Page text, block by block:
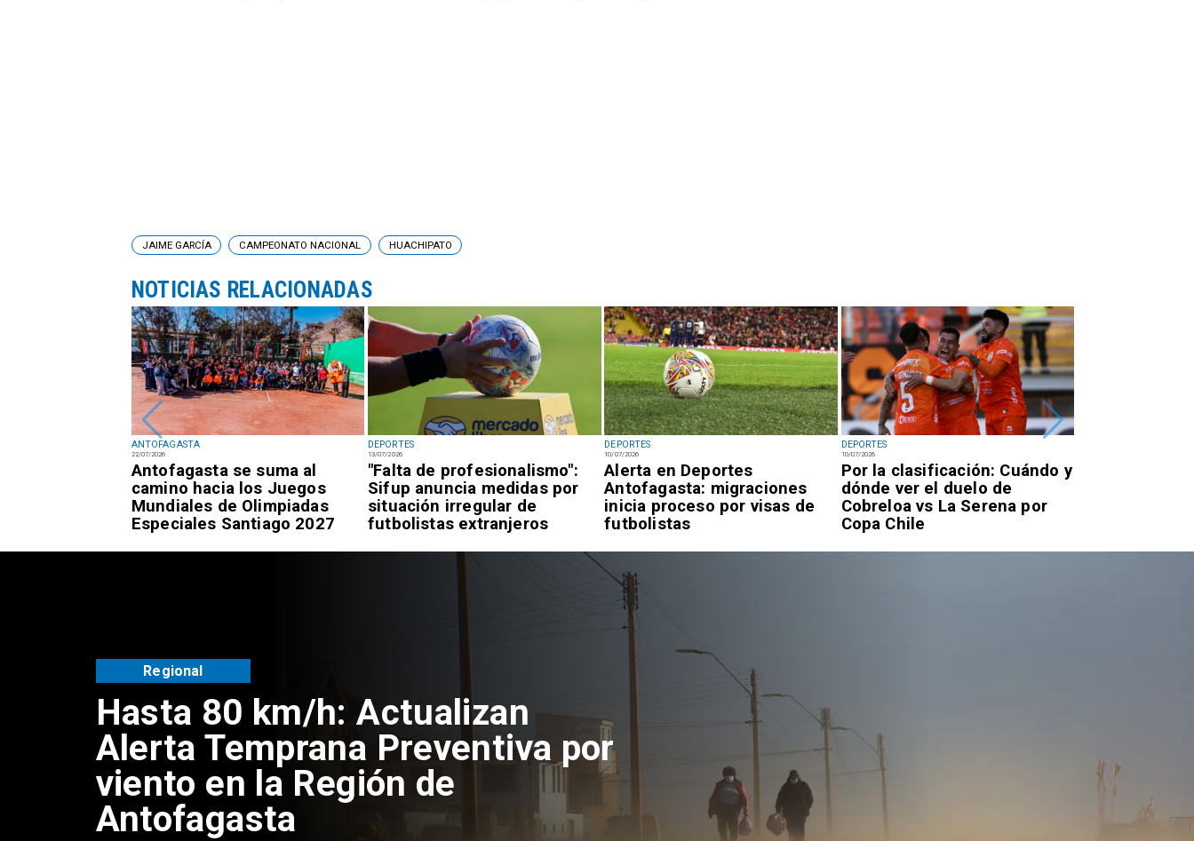
ANTOFAGASTA
22/07/2026
Antofagasta se suma al
camino hacia los Juegos
Mundiales de Olimpiadas
Especiales Santiago 2027
DEPORTES
13/07/2026
"Falta de profesionalismo":
Sifup anuncia medidas por
situación irregular de
futbolistas extranjeros
DEPORTES
10/07/2026
Alerta en Deportes
Antofagasta: migraciones
inicia proceso por visas de
futbolistas
DEPORTES
10/07/2026
Por la clasificación: Cuándo y
dónde ver el duelo de
Cobreloa vs La Serena por
Copa Chile
JAIME GARCÍA CAMPEONATO NACIONAL HUACHIPATO
NOTICIAS RELACIONADAS
Hasta 80 km/h: Actualizan
Alerta Temprana Preventiva por
viento en la Región de
Antofagasta
Regional